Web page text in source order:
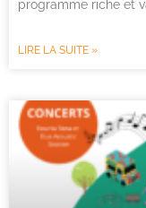
programme riche et
LIRE LA SUITE »